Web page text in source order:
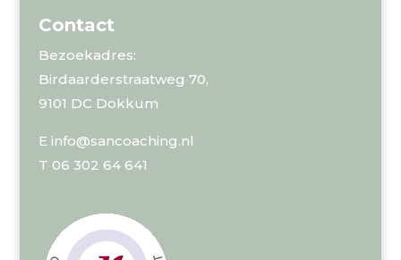
Contact
Bezoekadres:
Birdaarderstraatweg 70,
9101 DC Dokkum
E info@sancoaching.nl
T 06 302 64 641